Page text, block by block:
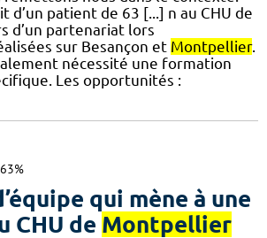
d’un patient de 63 [...] n au CHU de
d’un partenariat lors
sur Besançon et Montpellier.
nécessité une formation
Les opportunités :
63%
qui mène à une
CHU de Montpellier